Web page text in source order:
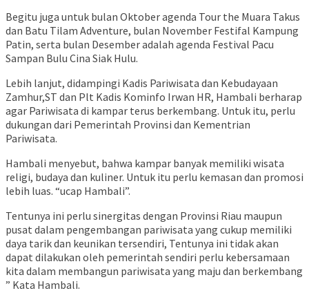
Begitu juga untuk bulan Oktober agenda Tour the Muara Takus
dan Batu Tilam Adventure, bulan November Festifal Kampung
Patin, serta bulan Desember adalah agenda Festival Pacu
Sampan Bulu Cina Siak Hulu.
Lebih lanjut, didampingi Kadis Pariwisata dan Kebudayaan
Zamhur,ST dan Plt Kadis Kominfo Irwan HR, Hambali berharap
agar Pariwisata di kampar terus berkembang. Untuk itu, perlu
dukungan dari Pemerintah Provinsi dan Kementrian
Pariwisata.
Hambali menyebut, bahwa kampar banyak memiliki wisata
religi, budaya dan kuliner. Untuk itu perlu kemasan dan promosi
lebih luas. “ucap Hambali”.
Tentunya ini perlu sinergitas dengan Provinsi Riau maupun
pusat dalam pengembangan pariwisata yang cukup memiliki
daya tarik dan keunikan tersendiri, Tentunya ini tidak akan
dapat dilakukan oleh pemerintah sendiri perlu kebersamaan
kita dalam membangun pariwisata yang maju dan berkembang
” Kata Hambali.